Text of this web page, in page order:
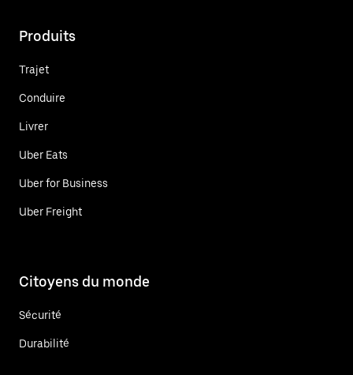
Produits
Trajet
Conduire
Livrer
Uber Eats
Uber for Business
Uber Freight
Citoyens du monde
Sécurité
Durabilité